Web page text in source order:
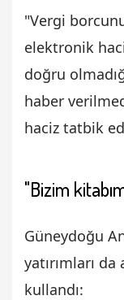
"Vergi
elektronik
doğru
haber
haciz tatbik
"Bizim
Güneydoğu
yatırımları
kullandı: